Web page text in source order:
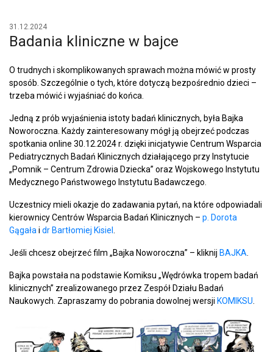
31.12.2024
Badania kliniczne w bajce
O trudnych i skomplikowanych sprawach można mówić w prosty
sposób. Szczególnie o tych, które dotyczą bezpośrednio dzieci –
trzeba mówić i wyjaśniać do końca.
Jedną z prób wyjaśnienia istoty badań klinicznych, była Bajka
Noworoczna. Każdy zainteresowany mógł ją obejrzeć podczas
spotkania online 30.12.2024 r. dzięki inicjatywie Centrum Wsparcia
Pediatrycznych Badań Klinicznych działającego przy Instytucie
„Pomnik – Centrum Zdrowia Dziecka” oraz Wojskowego Instytutu
Medycznego Państwowego Instytutu Badawczego.
Uczestnicy mieli okazje do zadawania pytań, na które odpowiadali
kierownicy Centrów Wsparcia Badań Klinicznych – p. Dorota
Gągała i dr Bartłomiej Kisiel
Jeśli chcesz obejrzeć film „Bajka Noworoczna” – kliknij BAJKA
Bajka powstała na podstawie Komiksu „Wędrówka tropem badań
klinicznych” zrealizowanego przez Zespół Działu Badań
Naukowych. Zapraszamy do pobrania dowolnej wersji KOMIKSU